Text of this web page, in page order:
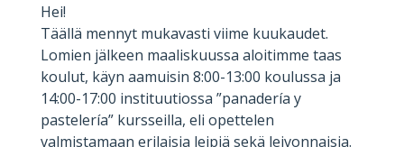
Hei!
Täällä mennyt mukavasti viime kuukaudet.
Lomien jälkeen maaliskuussa aloitimme taas
koulut, käyn aamuisin 8:00-13:00 koulussa ja
14:00-17:00 instituutiossa ”panadería y
pastelería” kursseilla, eli opettelen
valmistamaan erilaisia leipiä sekä leivonnaisia.